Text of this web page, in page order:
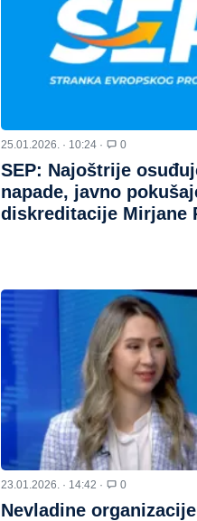
25.01.2026. · 10:24 · 0
SEP: Najoštrije
napade, javno
diskreditacije Mirjane
23.01.2026. · 14:42 · 0
Nevladine